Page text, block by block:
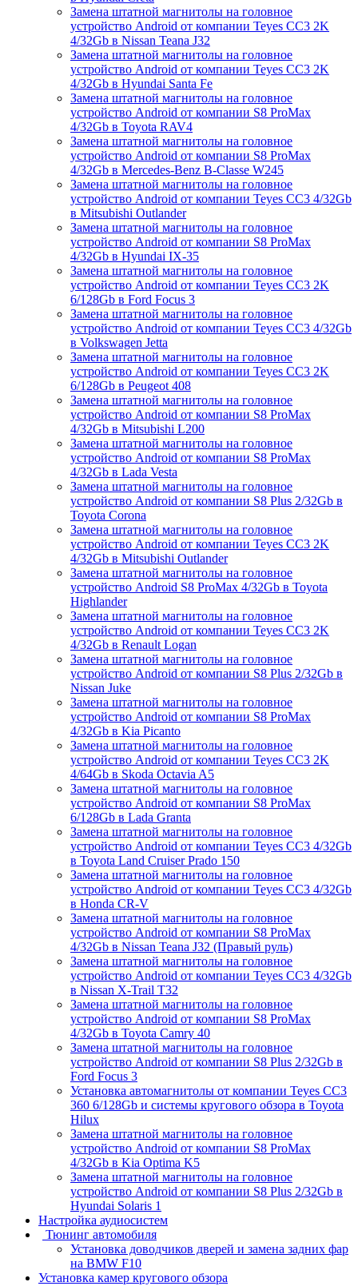
Замена штатной магнитолы на головное
устройство Android от компании Teyes CC3 2K
4/32Gb в Nissan Teana J32
Замена штатной магнитолы на головное
устройство Android от компании Teyes CC3 2K
4/32Gb в Hyundai Santa Fe
Замена штатной магнитолы на головное
устройство Android от компании S8 ProMax
4/32Gb в Toyota RAV4
Замена штатной магнитолы на головное
устройство Android от компании S8 ProMax
4/32Gb в Mercedes-Benz B-Classe W245
Замена штатной магнитолы на головное
устройство Android от компании Teyes CC3 4/32Gb
в Mitsubishi Outlander
Замена штатной магнитолы на головное
устройство Android от компании S8 ProMax
4/32Gb в Hyundai IX-35
Замена штатной магнитолы на головное
устройство Android от компании Teyes CC3 2K
6/128Gb в Ford Focus 3
Замена штатной магнитолы на головное
устройство Android от компании Teyes CC3 4/32Gb
в Volkswagen Jetta
Замена штатной магнитолы на головное
устройство Android от компании Teyes CC3 2K
6/128Gb в Peugeot 408
Замена штатной магнитолы на головное
устройство Android от компании S8 ProMax
4/32Gb в Mitsubishi L200
Замена штатной магнитолы на головное
устройство Android от компании S8 ProMax
4/32Gb в Lada Vesta
Замена штатной магнитолы на головное
устройство Android от компании S8 Plus 2/32Gb в
Toyota Corona
Замена штатной магнитолы на головное
устройство Android от компании Teyes CC3 2K
4/32Gb в Mitsubishi Outlander
Замена штатной магнитолы на головное
устройство Android S8 ProMax 4/32Gb в Toyota
Highlander
Замена штатной магнитолы на головное
устройство Android от компании Teyes CC3 2K
4/32Gb в Renault Logan
Замена штатной магнитолы на головное
устройство Android от компании S8 Plus 2/32Gb в
Nissan Juke
Замена штатной магнитолы на головное
устройство Android от компании S8 ProMax
4/32Gb в Kia Picanto
Замена штатной магнитолы на головное
устройство Android от компании Teyes CC3 2K
4/64Gb в Skoda Octavia A5
Замена штатной магнитолы на головное
устройство Android от компании S8 ProMax
6/128Gb в Lada Granta
Замена штатной магнитолы на головное
устройство Android от компании Teyes CC3 4/32Gb
в Toyota Land Cruiser Prado 150
Замена штатной магнитолы на головное
устройство Android от компании Teyes CC3 4/32Gb
в Honda CR-V
Замена штатной магнитолы на головное
устройство Android от компании S8 ProMax
4/32Gb в Nissan Teana J32 (Правый руль)
Замена штатной магнитолы на головное
устройство Android от компании Teyes CC3 4/32Gb
в Nissan X-Trail T32
Замена штатной магнитолы на головное
устройство Android от компании S8 ProMax
4/32Gb в Toyota Camry 40
Замена штатной магнитолы на головное
устройство Android от компании S8 Plus 2/32Gb в
Ford Focus 3
Установка автомагнитолы от компании Teyes CC3
360 6/128Gb и системы кругового обзора в Toyota
Hilux
Замена штатной магнитолы на головное
устройство Android от компании S8 ProMax
4/32Gb в Kia Optima K5
Замена штатной магнитолы на головное
устройство Android от компании S8 Plus 2/32Gb в
Hyundai Solaris 1
Настройка аудиосистем
Тюнинг автомобиля
Установка доводчиков дверей и замена задних фар
на BMW F10
Установка камер кругового обзора